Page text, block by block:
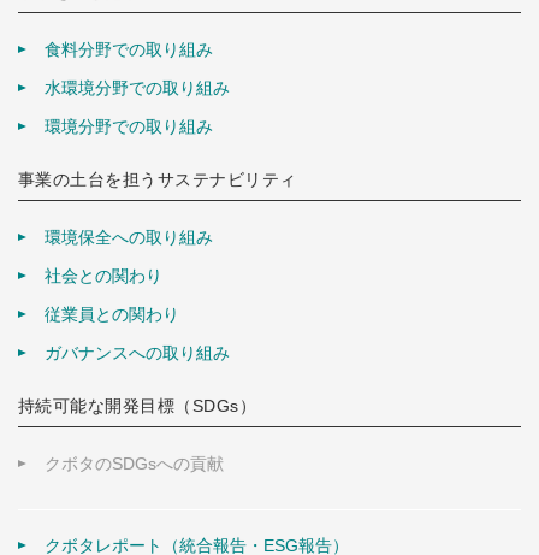
食料分野での取り組み
水環境分野での取り組み
環境分野での取り組み
事業の土台を担うサステナビリティ
環境保全への取り組み
社会との関わり
従業員との関わり
ガバナンスへの取り組み
持続可能な開発目標（SDGs）
クボタのSDGsへの貢献
クボタレポート（統合報告・ESG報告）